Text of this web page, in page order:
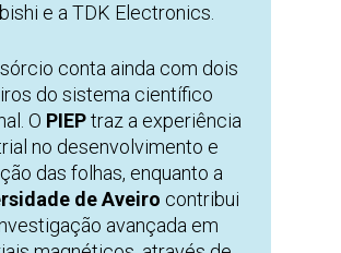
e a TDK Electronics.
conta ainda com dois
do sistema científico
O PIEPtraz a experiência
no desenvolvimento e
das folhas, enquanto a
de Aveiro contribui
avançada em